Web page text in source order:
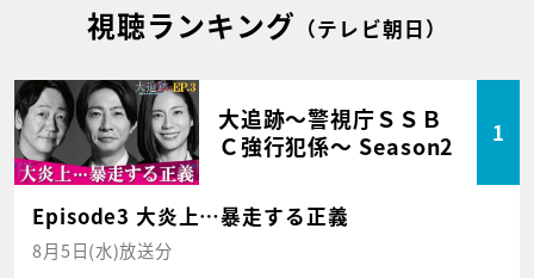
視聴ランキング （テレビ朝日）
大追跡～警視庁ＳＳＢ
Ｃ強行犯係～ Season2
1
Episode3 大炎上…暴走する正義
8月5日(水)放送分